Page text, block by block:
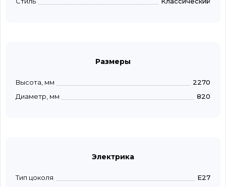
Размеры
Высота, мм
2270
Диаметр, мм
820
Электрика
Тип цоколя
E27